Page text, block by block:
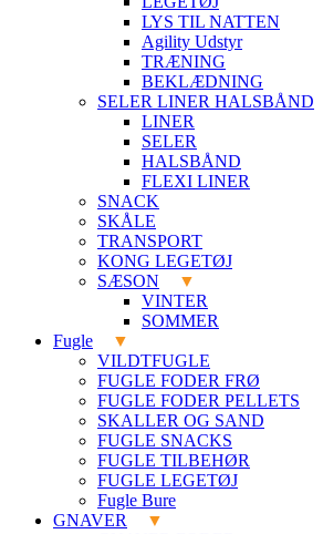
LYS TIL NATTEN
Agility Udstyr
TRÆNING
BEKLÆDNING
SELER LINER HALSBÅND
LINER
SELER
HALSBÅND
FLEXI LINER
SNACK
SKÅLE
TRANSPORT
KONG LEGETØJ
SÆSON
VINTER
SOMMER
Fugle
VILDTFUGLE
FUGLE FODER FRØ
FUGLE FODER PELLETS
SKALLER OG SAND
FUGLE SNACKS
FUGLE TILBEHØR
FUGLE LEGETØJ
Fugle Bure
GNAVER